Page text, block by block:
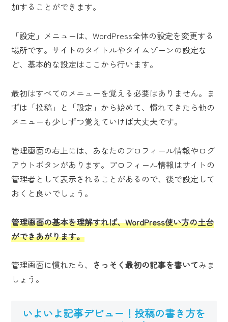
加することができます。
「設定」メニューは、WordPress全体の設定を変更する
場所です。サイトのタイトルやタイムゾーンの設定な
ど、基本的な設定はここから行います。
最初はすべてのメニューを覚える必要はありません。ま
ずは「投稿」と「設定」から始めて、慣れてきたら他の
メニューも少しずつ覚えていけば大丈夫です。
管理画面の右上には、あなたのプロフィール情報やログ
アウトボタンがあります。プロフィール情報はサイトの
管理者として表示されることがあるので、後で設定して
おくと良いでしょう。
管理画面の基本を理解すれば、WordPress使い方の土台
ができあがります。
管理画面に慣れたら、 さっそく最初の記事を書いてみま
しょう。
いよいよ記事デビュー！投稿の書き方を